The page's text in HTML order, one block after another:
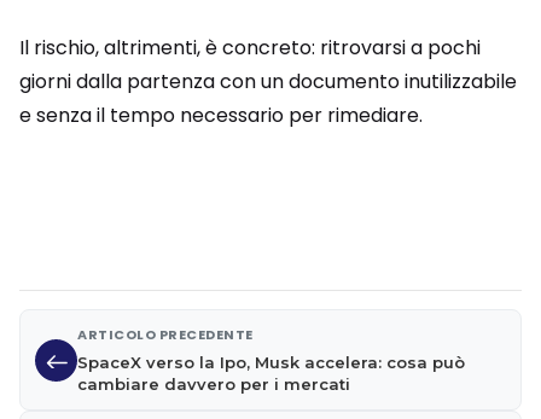
Il rischio, altrimenti, è concreto: ritrovarsi a pochi
giorni dalla partenza con un documento inutilizzabile
e senza il tempo necessario per rimediare.
ARTICOLO PRECEDENTE
SpaceX verso la Ipo, Musk accelera: cosa può
cambiare davvero per i mercati